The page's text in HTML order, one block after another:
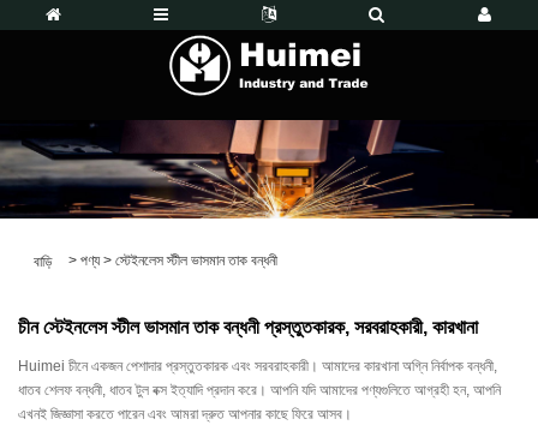
বাড়ি > পণ্য > স্টেইনলেস স্টীল ভাসমান তাক বন্ধনী
চীন স্টেইনলেস স্টীল ভাসমান তাক বন্ধনী প্রস্তুতকারক, সরবরাহকারী, কারখানা
Huimei চীনে একজন পেশাদার প্রস্তুতকারক এবং সরবরাহকারী। আমাদের কারখানা অগ্নি নির্বাপক বন্ধনী,
ধাতব শেলফ বন্ধনী, ধাতব টুল বক্স ইত্যাদি প্রদান করে। আপনি যদি আমাদের পণ্যগুলিতে আগ্রহী হন, আপনি
এখনই জিজ্ঞাসা করতে পারেন এবং আমরা দ্রুত আপনার কাছে ফিরে আসব।